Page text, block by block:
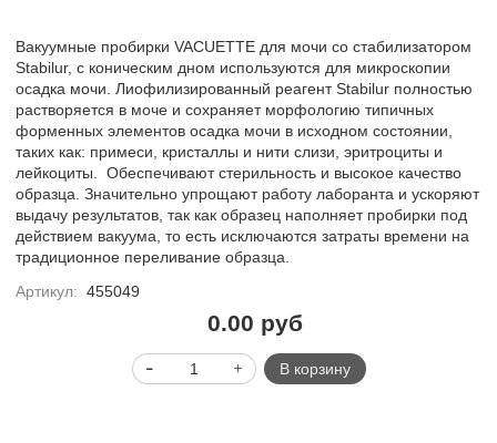
Вакуумные пробирки VACUETTE для мочи со стабилизатором
Stabilur, с коническим дном используются для микроскопии
осадка мочи. Лиофилизированный реагент Stabilur полностью
растворяется в моче и сохраняет морфологию типичных
форменных элементов осадка мочи в исходном состоянии,
таких как: примеси, кристаллы и нити слизи, эритроциты и
лейкоциты. Обеспечивают стерильность и высокое качество
образца. Значительно упрощают работу лаборанта и ускоряют
выдачу результатов, так как образец наполняет пробирки под
действием вакуума, то есть исключаются затраты времени на
традиционное переливание образца.
Артикул: 455049
0.00 руб
В корзину